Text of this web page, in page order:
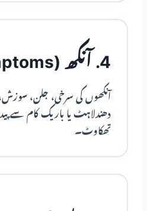
4. آنکھ (Eye Symptoms)
آنکھوں کی سرخی، جلن،
دھندلاہٹ یا باریک کام سے
تھکاوٹ۔